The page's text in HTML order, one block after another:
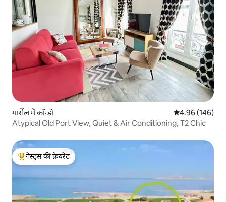
मार्सेल में कॉन्डो औसत रेटिंग 5 में से
4.96 (146)
Atypical Old Port View, Quiet & Air Conditioning, T2 Chic
गेस्ट्स का टॉप फ़ेवरेट
गेस्ट्स की फ़ेवरेट